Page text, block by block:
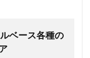
ベース各種の